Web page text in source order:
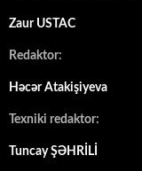
Zaur USTAC
Redaktor:
Həcər Atakişiyeva
Texniki redaktor:
Tuncay ŞƏHRİLİ